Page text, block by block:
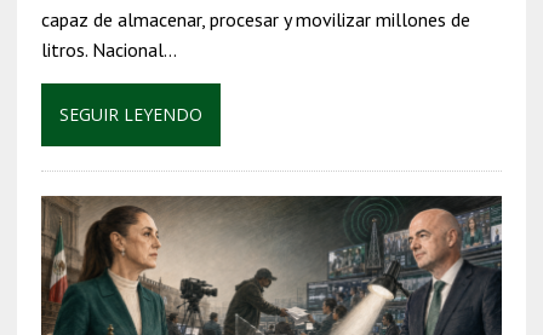
capaz de almacenar, procesar y movilizar millones de
litros. Nacional…
SEGUIR LEYENDO